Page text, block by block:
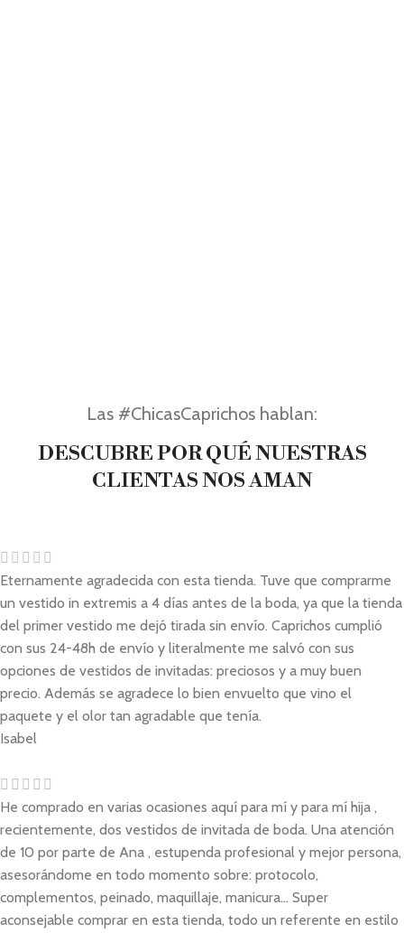
Las #ChicasCaprichos hablan:
DESCUBRE POR QUÉ NUESTRAS
CLIENTAS NOS AMAN
Eternamente agradecida con esta tienda. Tuve que comprarme
un vestido in extremis a 4 días antes de la boda, ya que la tienda
del primer vestido me dejó tirada sin envío. Caprichos cumplió
con sus 24-48h de envío y literalmente me salvó con sus
opciones de vestidos de invitadas: preciosos y a muy buen
precio. Además se agradece lo bien envuelto que vino el
paquete y el olor tan agradable que tenía.
Isabel
He comprado en varias ocasiones aquí para mí y para mí hija ,
recientemente, dos vestidos de invitada de boda. Una atención
de 10 por parte de Ana , estupenda profesional y mejor persona,
asesorándome en todo momento sobre: protocolo,
complementos, peinado, maquillaje, manicura... Super
aconsejable comprar en esta tienda, todo un referente en estilo